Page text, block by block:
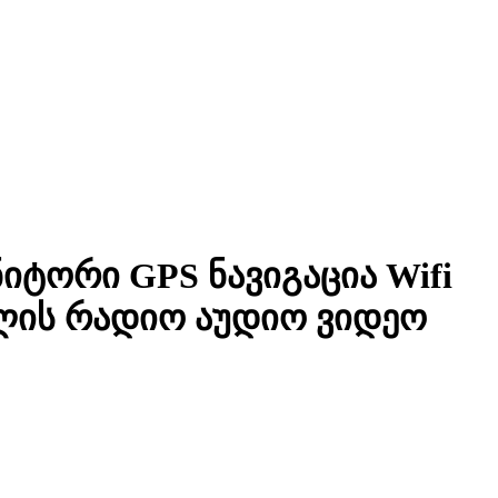
GPS ნავიგაცია Wifi
რადიო აუდიო ვიდეო